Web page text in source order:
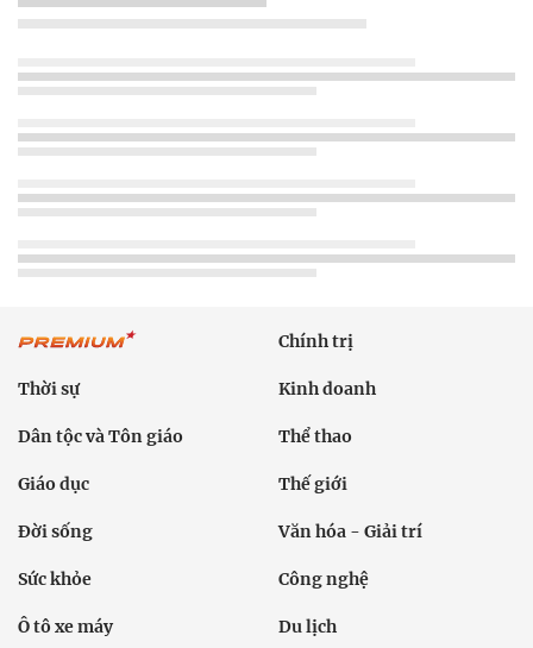
Chính trị
Thời sự Kinh doanh
Dân tộc và Tôn giáo Thể thao
Giáo dục Thế giới
Đời sống Văn hóa - Giải trí
Sức khỏe Công nghệ
Ô tô xe máy Du lịch